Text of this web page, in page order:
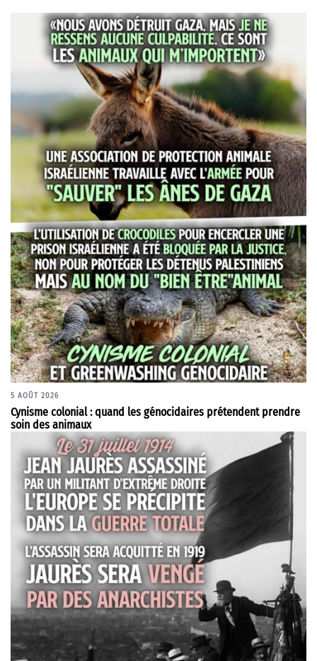
5 AOÛT 2026
Cynisme colonial : quand les génocidaires prétendent prendre
soin des animaux